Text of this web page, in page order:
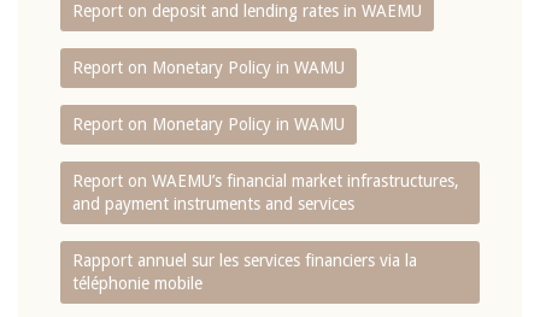
Report on deposit and lending rates in WAEMU
Report on Monetary Policy in WAMU
Report on Monetary Policy in WAMU
Report on WAEMU’s financial market infrastructures,
and payment instruments and services
Rapport annuel sur les services financiers via la
téléphonie mobile